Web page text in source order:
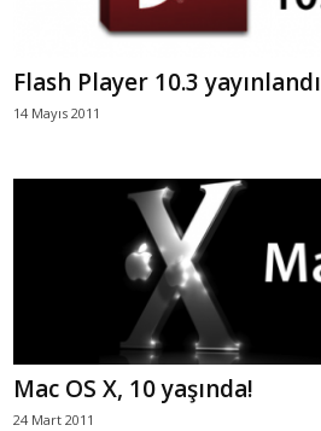
Flash Player 10.3 yayınlandı
14 Mayıs 2011
Mac OS X, 10 yaşında!
24 Mart 2011